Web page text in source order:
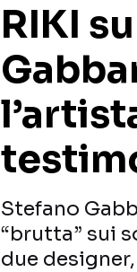
RIKI
Stefano
“brutta” sui
due